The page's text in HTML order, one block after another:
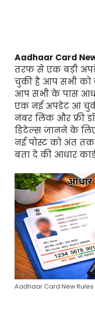
Aadhaar Card
तरफ से एक बड़ी
चुकी है आप सभी को
आप सभी के पास
एक नई अपडेट आ
नंबर लिंक और फ्री
डिटेल्स जानने के
नई पोस्ट को अंत
बता दे की आधार
Aadhaar Card New Rules